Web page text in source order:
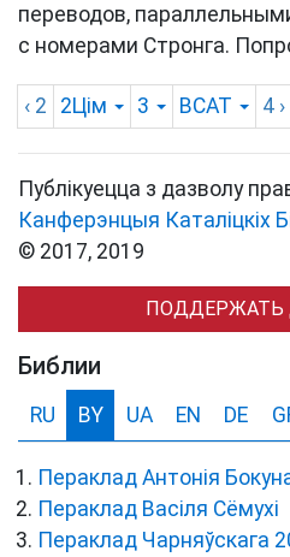
переводов,
с номерами Стронга.
‹ 2 2Цім 3 BCAT 4 ›
Публікуецца з дазволу
Канферэнцыя Каталіцкіх
© 2017, 2019
ПОДДЕРЖАТЬ
Библии
RU BY UA EN DE
Пераклад Антонія
Пераклад Васіля Сёмухі
Пераклад Чарняўскага